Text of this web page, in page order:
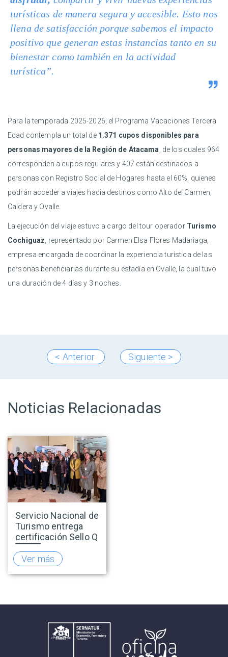
turísticas de manera segura y accesible. Esto nos
llena de satisfacción porque sabemos el impacto
positivo que generan estas instancias tanto en su
bienestar como también en la actividad
turística”.
Para la temporada 2025-2026, el Programa Vacaciones Tercera
Edad contempla un total de 1.371 cupos disponibles para
personas mayores de la Región de Atacama , de los cuales 964
corresponden a cupos regulares y 407 están destinados a
personas con Registro Social de Hogares hasta el 60%, quienes
podrán acceder a viajes hacia destinos como Alto del Carmen,
Caldera y Ovalle.
La ejecución del viaje estuvo a cargo del tour operadorTurismo
Cochiguaz , representado por Carmen Elsa Flores Madariaga,
empresa encargada de coordinar la experiencia turística de las
personas beneficiarias durante su estadía en Ovalle, la cual tuvo
una duración de 4 días y 3 noches.
< Anterior Siguiente >
Noticias Relacionadas
Servicio Nacional de
Turismo entrega
certificación Sello Q
a Antay Casino
Hotel de Copiapó
Ver más